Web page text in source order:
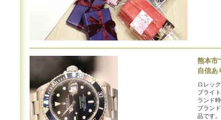
熊本市
自信あ
ロレッ
ブライ
ランド
ブラン
品です